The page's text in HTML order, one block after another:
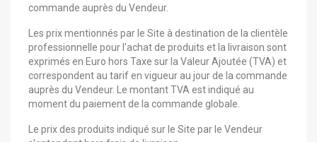
commande auprès du Vendeur.
Les prix mentionnés par le Site à destination de la clientèle
professionnelle pour l'achat de produits et la livraison sont
exprimés en Euro hors Taxe sur la Valeur Ajoutée (TVA) et
correspondent au tarif en vigueur au jour de la commande
auprès du Vendeur. Le montant TVA est indiqué au
moment du paiement de la commande globale.
Le prix des produits indiqué sur le Site par le Vendeur